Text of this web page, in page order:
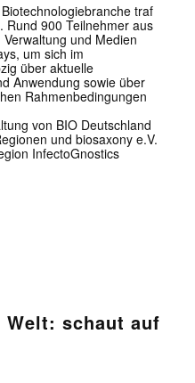
traf
Rund 900 Teilnehmer aus
und Medien
um sich im
über aktuelle
Anwendung sowie über
Rahmenbedingungen
von BIO Deutschland
und biosaxony e.V.
InfectoGnostics
schaut auf